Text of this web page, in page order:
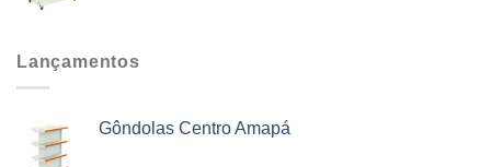
Lançamentos
Gôndolas Centro Amapá